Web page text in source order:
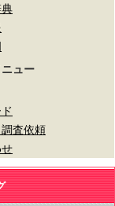
ュー
査依頼